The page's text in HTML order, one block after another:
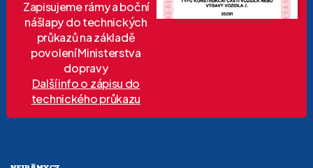
Zapisujeme rámy a boční
nášlapy do technických
průkazů na základě
povolení Ministerstva
dopravy
Další info o zápisu do
technického průkazu